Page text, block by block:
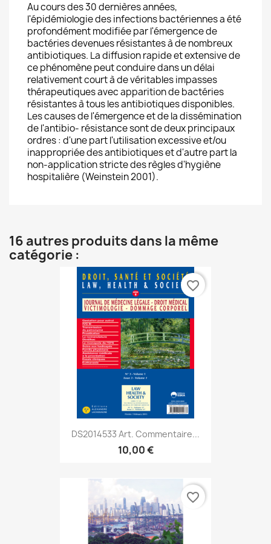
Au cours des 30 dernières années,
l'épidémiologie des infections bactériennes a été
profondément modifiée par l'émergence de
bactéries devenues résistantes à de nombreux
antibiotiques. La diffusion rapide et extensive de
ce phénomène peut conduire dans un délai
relativement court à de véritables impasses
thérapeutiques avec apparition de bactéries
résistantes à tous les antibiotiques disponibles.
Les causes de l'émergence et de la dissémination
de l'antibio- résistance sont de deux principaux
ordres : d'une part l'utilisation excessive et/ou
inappropriée des antibiotiques et d'autre part la
non-application stricte des règles d'hygiène
hospitalière (Weinstein 2001).
16 autres produits dans la même
catégorie :
DS2014533 Art. Commentaire...
10,00 €
favorite_border
favorite_border